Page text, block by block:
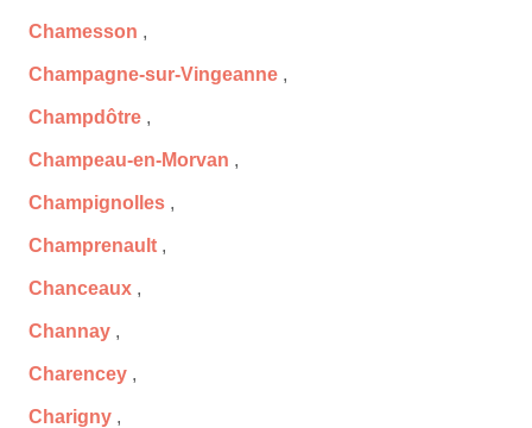
Chamesson ,
Champagne-sur-Vingeanne ,
Champdôtre ,
Champeau-en-Morvan ,
Champignolles ,
Champrenault ,
Chanceaux ,
Channay ,
Charencey ,
Charigny ,